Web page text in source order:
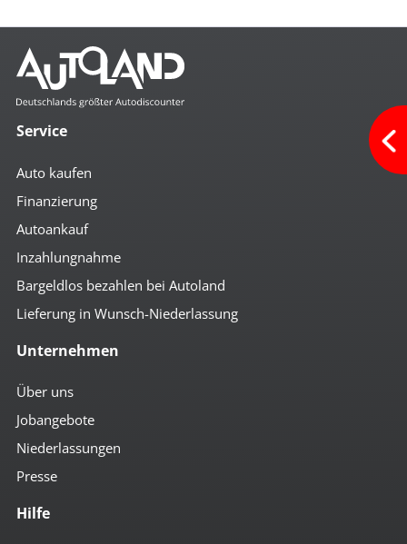
Service
Auto kaufen
Finanzierung
Autoankauf
Inzahlungnahme
Bargeldlos bezahlen bei Autoland
Lieferung in Wunsch-Niederlassung
Unternehmen
Über uns
Jobangebote
Niederlassungen
Presse
Hilfe